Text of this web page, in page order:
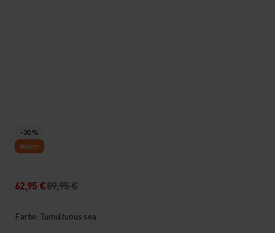
-30 %
Warm
62,95 €89,95 €
Farbe: Tumultuous sea